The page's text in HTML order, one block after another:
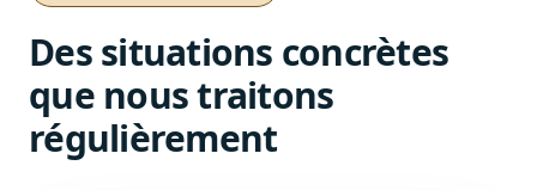
Des situations concrètes
que nous traitons
régulièrement